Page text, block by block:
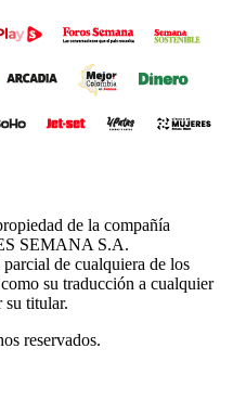
de la compañía
SEMANA S.A.
de cualquiera de los
su traducción a cualquier
su titular.
reservados.